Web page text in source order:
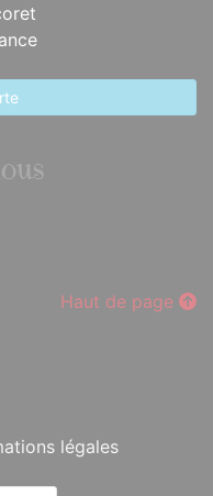
Haut de page
légales